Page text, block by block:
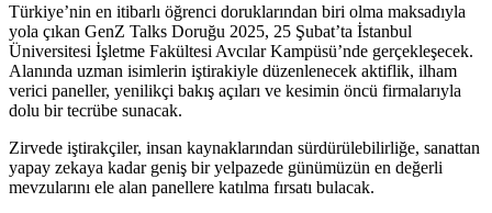
Türkiye’nin en itibarlı öğrenci doruklarından biri olma maksadıyla
yola çıkan GenZ Talks Doruğu 2025, 25 Şubat’ta İstanbul
Üniversitesi İşletme Fakültesi Avcılar Kampüsü’nde gerçekleşecek.
Alanında uzman isimlerin iştirakiyle düzenlenecek aktiflik, ilham
verici paneller, yenilikçi bakış açıları ve kesimin öncü firmalarıyla
dolu bir tecrübe sunacak.
Zirvede iştirakçiler, insan kaynaklarından sürdürülebilirliğe, sanattan
yapay zekaya kadar geniş bir yelpazede günümüzün en değerli
mevzularını ele alan panellere katılma fırsatı bulacak.